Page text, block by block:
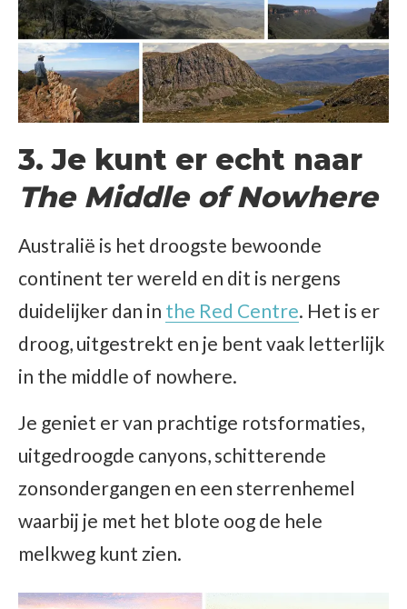
3. Je kunt er echt naar
The Middle of Nowhere
Australië is het droogste bewoonde
continent ter wereld en dit is nergens
duidelijker dan in the Red Centre. Het is er
droog, uitgestrekt en je bent vaak letterlijk
in the middle of nowhere.
Je geniet er van prachtige rotsformaties,
uitgedroogde canyons, schitterende
zonsondergangen en een sterrenhemel
waarbij je met het blote oog de hele
melkweg kunt zien.